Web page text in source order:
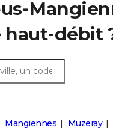
débit
Mangiennes Muzeray